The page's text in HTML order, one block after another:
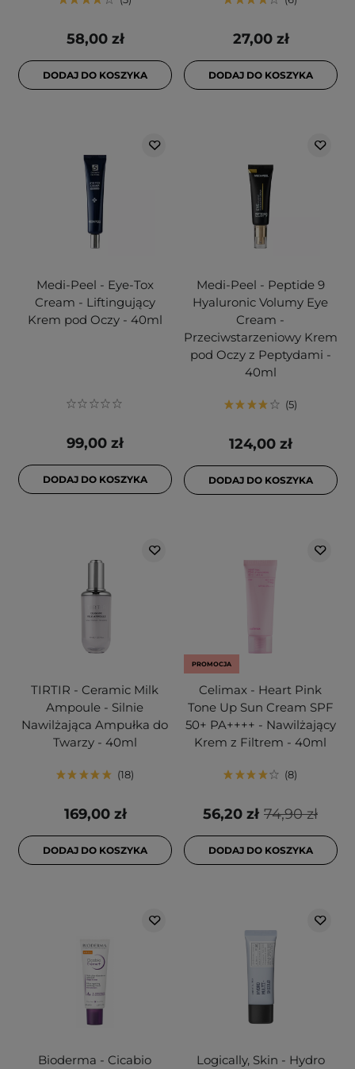
58,00 zł
DODAJ DO KOSZYKA
27,00 zł
DODAJ DO KOSZYKA
Medi-Peel - Eye-Tox
Cream - Liftingujący
Krem pod Oczy - 40ml
99,00 zł
DODAJ DO KOSZYKA
Medi-Peel - Peptide 9
Hyaluronic Volumy Eye
Cream -
Przeciwstarzeniowy Krem
​​pod Oczy z Peptydami -
40ml
5
124,00 zł
DODAJ DO KOSZYKA
TIRTIR - Ceramic Milk
Ampoule - Silnie
Nawilżająca Ampułka do
Twarzy - 40ml
18
169,00 zł
DODAJ DO KOSZYKA
PROMOCJA
Celimax - Heart Pink
Tone Up Sun Cream SPF
50+ PA++++ - Nawilżający
Krem z Filtrem - 40ml
8
74,90 zł
56,20 zł
DODAJ DO KOSZYKA
Bioderma - Cicabio
Logically, Skin - Hydro